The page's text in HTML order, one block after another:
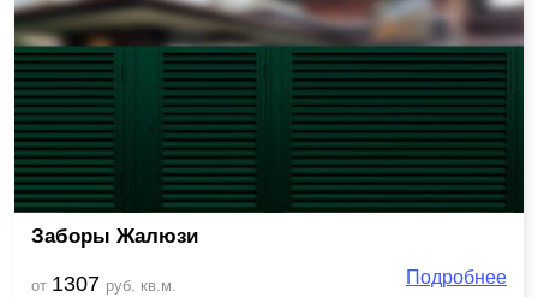
Заборы Жалюзи
от 1307 руб. кв.м. Подробнее